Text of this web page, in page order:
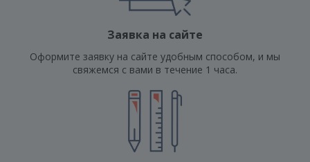
Заявка на сайте
Оформите заявку на сайте удобным способом, и мы
свяжемся с вами в течение 1 часа.